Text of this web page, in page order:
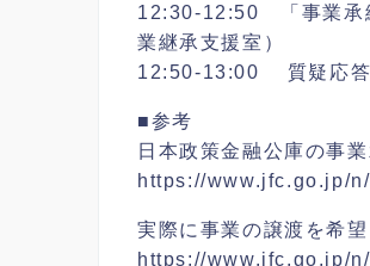
12:30-12:50 「事業承
業継承支援室）
12:50-13:00 質疑応答
■参考
日本政策金融公庫の事
https://www.jfc.go.jp/
実際に事業の譲渡を希
https://www.jfc.go.jp/